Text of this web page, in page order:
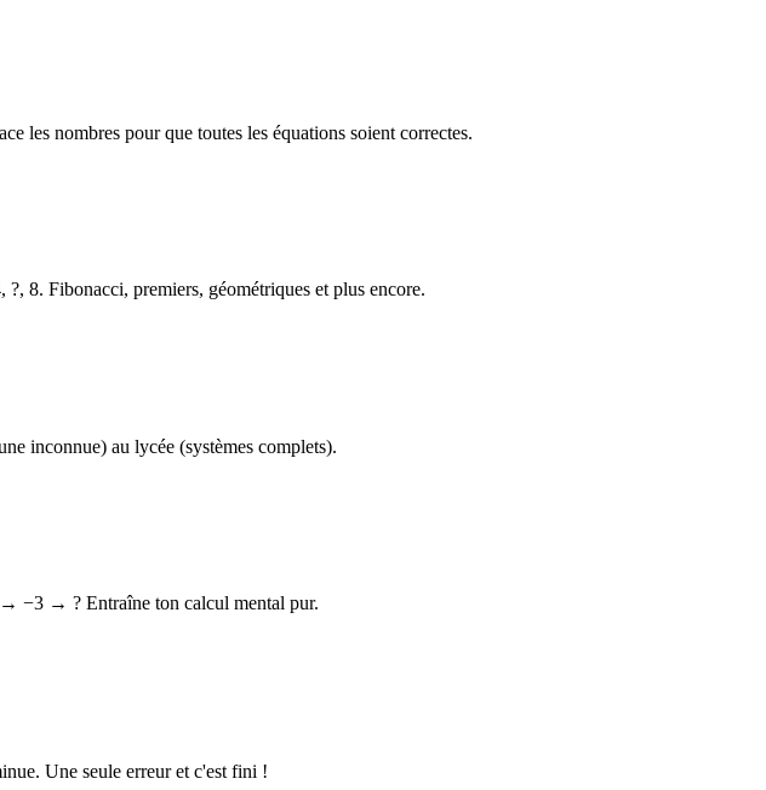
les nombres pour que toutes les équations soient correctes.
8. Fibonacci, premiers, géométriques et plus encore.
inconnue) au lycée (systèmes complets).
−3 → ? Entraîne ton calcul mental pur.
Une seule erreur et c'est fini !